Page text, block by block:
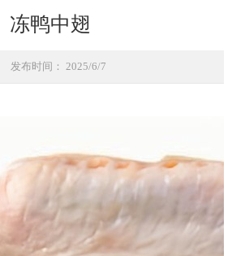
冻鸭中翅
发布时间： 2025/6/7